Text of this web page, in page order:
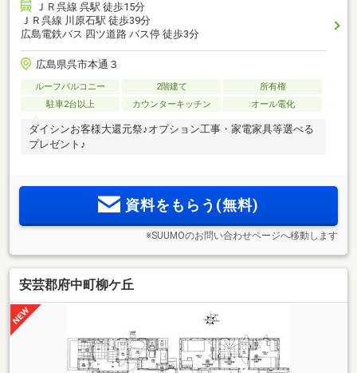
ＪＲ呉線 呉駅 徒歩15分
ＪＲ呉線 川原石駅 徒歩39分
広島電鉄バス 四ツ道路 バス停 徒歩3分
広島県呉市本通３
ルーフバルコニー 2階建て
所有権
駐車2台以上
カウンターキッチン オール電化
ダイシンお客様大還元祭♪オプション工事・家電家具等選べる
プレゼント♪
資料をもらう(無料)
※SUUMOのお問い合わせページへ移動します
安芸郡府中町柳ケ丘